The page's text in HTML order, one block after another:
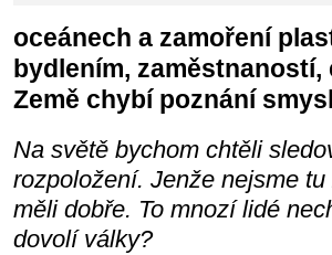
oceánech a zamoření
bydlením,
Země chybí poznání
Na světě bychom chtěli
rozpoložení. Jenže nejsme
měli dobře. To mnozí lidé
dovolí války?